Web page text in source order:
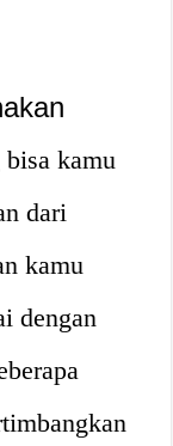
bisa kamu
dari
kamu
dengan